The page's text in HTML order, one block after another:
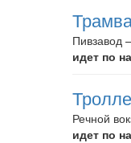
Пивзавод
идет по
Речной
идет по